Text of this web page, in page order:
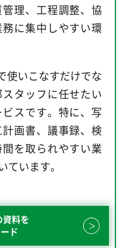
理、工程調整、協
に集中しやすい環
使いこなすだけでな
タッフに任せたい
スです。特に、写
画書、議事録、検
を取られやすい業
います。
資料を
ド